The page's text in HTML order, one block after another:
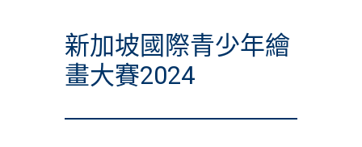
校外獎項
學校活動
新加坡國際青少年繪
畫大賽2024